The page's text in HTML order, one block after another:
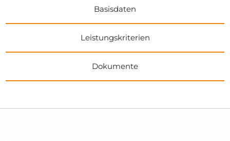
Basisdaten
Leistungskriterien
Dokumente